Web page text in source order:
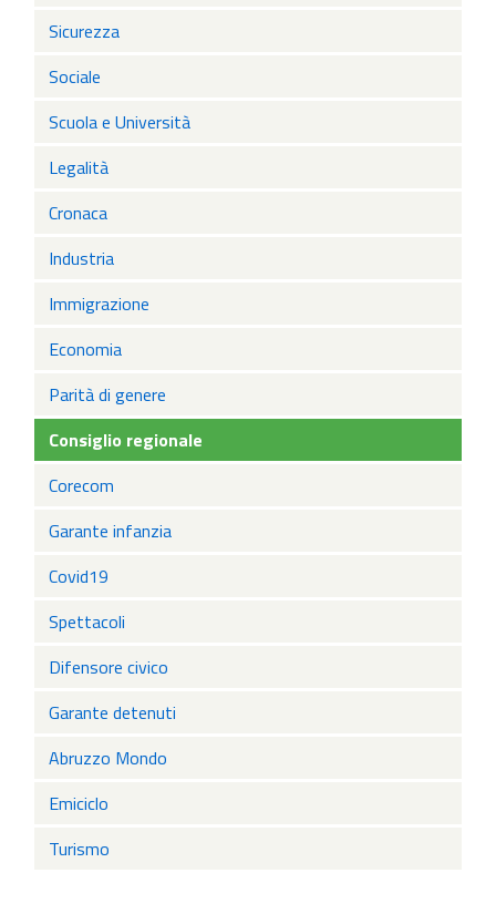
Sicurezza
Sociale
Scuola e Università
Legalità
Cronaca
Industria
Immigrazione
Economia
Parità di genere
Consiglio regionale
Corecom
Garante infanzia
Covid19
Spettacoli
Difensore civico
Garante detenuti
Abruzzo Mondo
Emiciclo
Turismo